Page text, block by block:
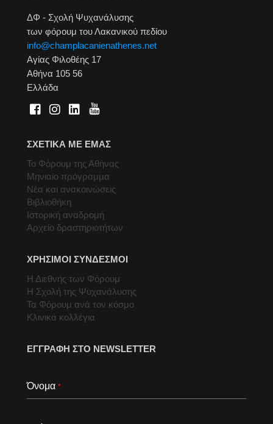
ΔΦ - Σχολή Ψυχανάλυσης
των φόρουμ του Λακανικού πεδίου
info@champlacanienathenes.net
Αγίας Φιλοθέης 17
Αθήνα 105 56
Ελλάδα
ΣΧΕΤΙΚΑ ΜΕ ΕΜΑΣ
Το Φόρουμ της Αθήνας
Μηνιαίο πρόγραμμα
Νέα και ανακοινώσεις
Βιβλιοθήκη
Ιστορική αναδρομή
Αρχείο δραστηριοτήτων
ΧΡΗΣΙΜΟΙ ΣΥΝΔΕΣΜΟΙ
Η Διεθνής των Φόρουμ
Η Σχολή της Ψυχανάλυσης
Τα Φόρουμ ανά τον κόσμο
Κλινικά κολλέγια
ΕΓΓΡΑΦΗ ΣΤΟ NEWSLETTER
Όνομα *